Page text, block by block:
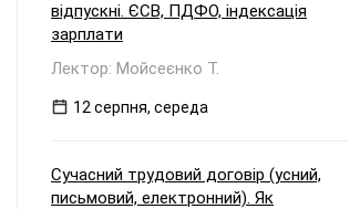
відпускні. ЄСВ, ПДФО, індексація
зарплати
Лектор: Мойсеєнко Т.
12 серпня, середа
Сучасний трудовий договір (усний,
письмовий, електронний). Як